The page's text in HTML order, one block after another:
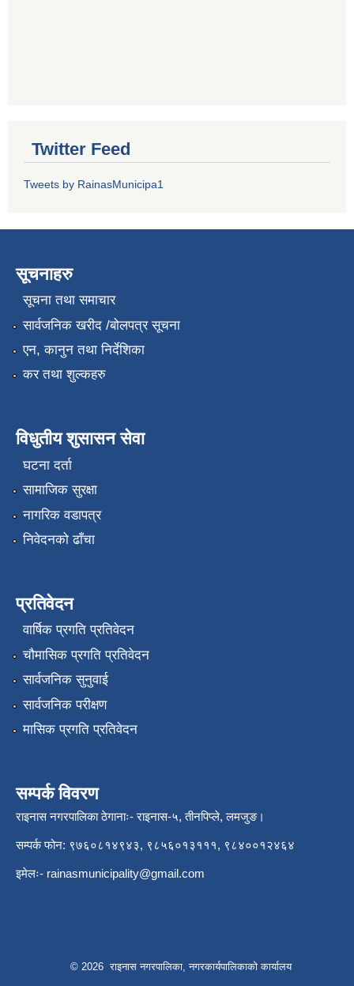
Twitter Feed
Tweets by RainasMunicipa1
सूचनाहरु
सूचना तथा समाचार
सार्वजनिक खरीद /बोलपत्र सूचना
एन, कानुन तथा निर्देशिका
कर तथा शुल्कहरु
विधुतीय शुसासन सेवा
घटना दर्ता
सामाजिक सुरक्षा
नागरिक वडापत्र
निवेदनको ढाँचा
प्रतिवेदन
वार्षिक प्रगति प्रतिवेदन
चौमासिक प्रगति प्रतिवेदन
सार्वजनिक सुनुवाई
सार्वजनिक परीक्षण
मासिक प्रगति प्रतिवेदन
सम्पर्क विवरण
राइनास नगरपालिका ठेगानाः- राइनास-५, तीनपिप्ले, लमजुङ।
सम्पर्क फोन: ९७६०८१४९४३, ९८५६०१३१११, ९८४००१२४६४
इमेलः- rainasmunicipality@gmail.com
© 2026 राइनास नगरपालिका, नगरकार्यपालिकाको कार्यालय